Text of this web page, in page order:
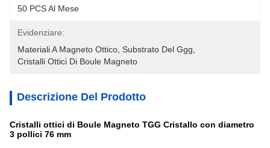
50 PCS Al Mese
Evidenziare:
Materiali A Magneto Ottico Substrato Del Ggg
Cristalli Ottici Di Boule Magneto
Descrizione Del Prodotto
Cristalli ottici di Boule Magneto TGG Cristallo con diametro
3 pollici 76 mm